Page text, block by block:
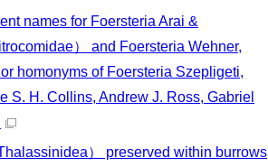
names for Foersteria Arai &
） and Foersteria Wehner,
homonyms of Foersteria Szepligeti,
H. Collins, Andrew J. Ross, Gabriel
） preserved within burrows